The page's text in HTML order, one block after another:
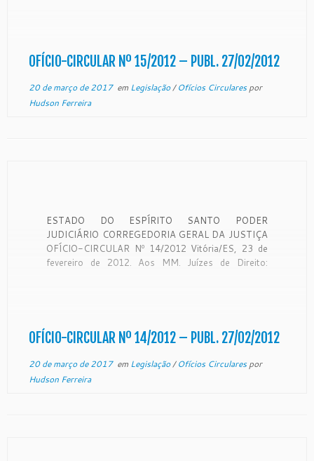
OFÍCIO-CIRCULAR Nº 15/2012 – PUBL. 27/02/2012
20 de março de 2017em Legislação/Ofícios Circularespor
Hudson Ferreira
ESTADO DO ESPÍRITO SANTO PODER
JUDICIÁRIO CORREGEDORIA GERAL DA JUSTIÇA
OFÍCIO-CIRCULAR Nº 14/2012 Vitória/ES, 23 de
fevereiro de 2012. Aos MM. Juízes de Direito:
OFÍCIO-CIRCULAR Nº 14/2012 – PUBL. 27/02/2012
20 de março de 2017em Legislação/Ofícios Circularespor
Hudson Ferreira